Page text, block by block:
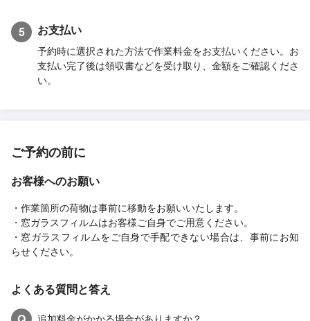
5 お支払い
予約時に選択された方法で作業料金をお支払いください。お
支払い完了後は領収書などを受け取り、金額をご確認くださ
い。
ご予約の前に
お客様へのお願い
・作業箇所の荷物は事前に移動をお願いいたします。
・窓ガラスフィルムはお客様ご自身でご用意ください。
・窓ガラスフィルムをご自身で手配できない場合は、事前にお知
らせください。
よくある質問と答え
追加料金がかかる場合がありますか？